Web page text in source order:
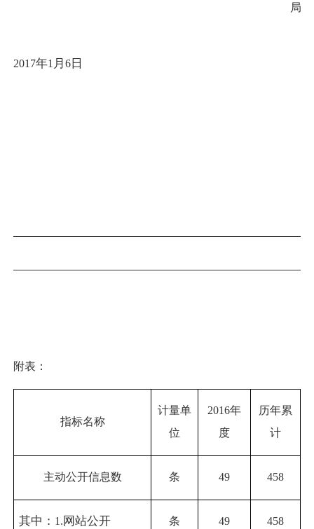
局
2017年1 月 6 日
附表：
指标名称
计量单
位
2016年
度
历年累
计
主动公开信息数 条 49 458
其中： 1.网站公开 条 49 458